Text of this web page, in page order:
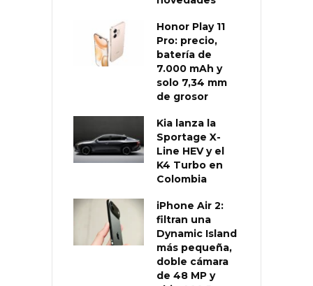
Honor Play 11
Pro: precio,
batería de
7.000 mAh y
solo 7,34 mm
de grosor
Kia lanza la
Sportage X-
Line HEV y el
K4 Turbo en
Colombia
iPhone Air 2:
filtran una
Dynamic Island
más pequeña,
doble cámara
de 48 MP y